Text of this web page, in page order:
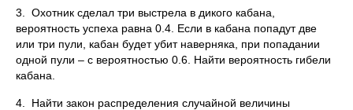
3. Охотник сделал три выстрела в дикого кабана,
вероятность успеха равна 0.4. Если в кабана попадут две
или три пули, кабан будет убит наверняка, при попадании
одной пули – с вероятностью 0.6. Найти вероятность гибели
кабана.
4. Найти закон распределения случайной величины